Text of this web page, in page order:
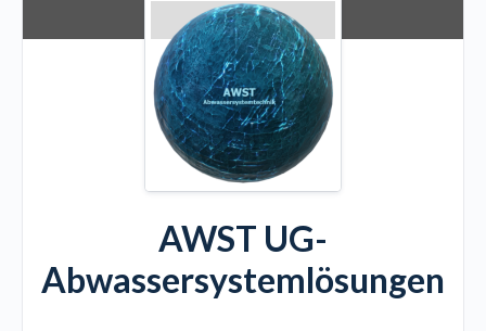
AWST UG-
Abwassersystemlösungen